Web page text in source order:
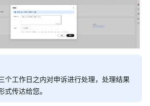
个工作日之内对申诉进行处理，处理结果
式传达给您。